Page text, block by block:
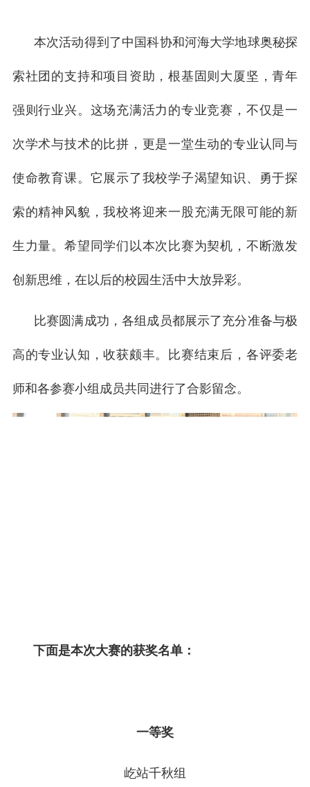
本次活动得到了中国科协和河海大学地球奥秘探
索社团的支持和项目资助，根基固则大厦坚，青年
强则行业兴。这场充满活力的专业竞赛，不仅是一
次学术与技术的比拼，更是一堂生动的专业认同与
使命教育课。它展示了我校学子渴望知识、勇于探
索的精神风貌，我校将迎来一股充满无限可能的新
生力量。希望同学们以本次比赛为契机，不断激发
创新思维，在以后的校园生活中大放异彩。
比赛圆满成功，各组成员都展示了充分准备与极
高的专业认知，收获颇丰。比赛结束后，各评委老
师和各参赛小组成员共同进行了合影留念。
下面是本次大赛的获奖名单：
一等奖
屹站千秋组